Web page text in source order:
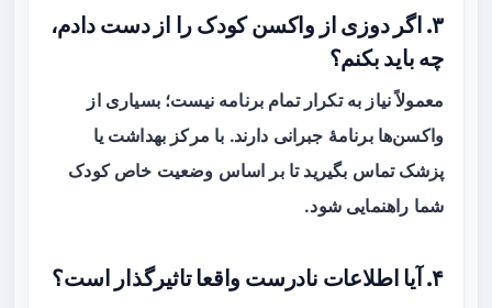
۳. اگر دوزی از واکسن کودک را از دست دادم،
چه باید بکنم؟
معمولاً نیاز به تکرار تمام برنامه نیست؛ بسیاری از
واکسن‌ها برنامهٔ جبرانی دارند. با مرکز بهداشت یا
پزشک تماس بگیرید تا بر اساس وضعیت خاص کودک
شما راهنمایی شود.
۴. آیا اطلاعات نادرست واقعا تاثیرگذار است؟